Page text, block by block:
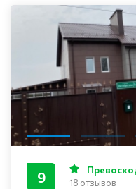
9 18 отзывов